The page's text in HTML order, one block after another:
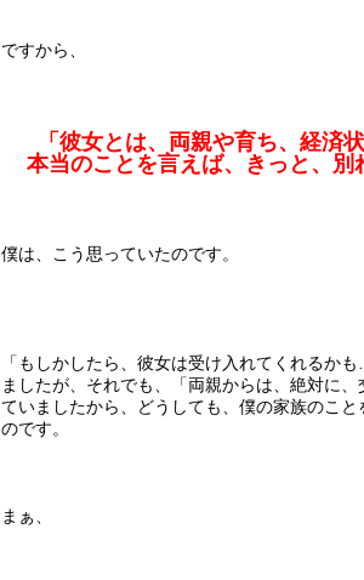
ですから、
「彼女とは、両親や育ち、経済
本当のことを言えば、きっと、別
僕は、こう思っていたのです。
「もしかしたら、彼女は受け入れてくれるか
ましたが、それでも、「両親からは、絶対に
ていましたから、どうしても、僕の家族のこ
のです。
まぁ、